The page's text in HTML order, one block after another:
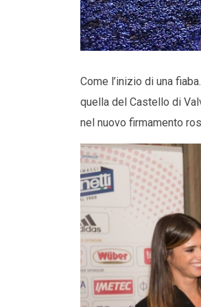
Come l’inizio di una fiaba.
quella del Castello di
nel nuovo firmamento